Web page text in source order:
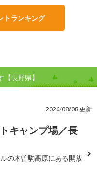
トランキング
長野県】
2026/08/08 更新
キャンプ場／長
の木曽駒高原にある開放